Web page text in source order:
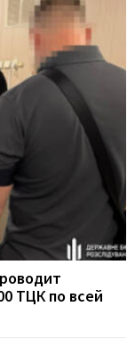
ТЦК по всей